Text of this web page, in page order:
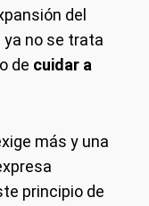
del
ya no se trata
de cuidar a
más y una
principio de